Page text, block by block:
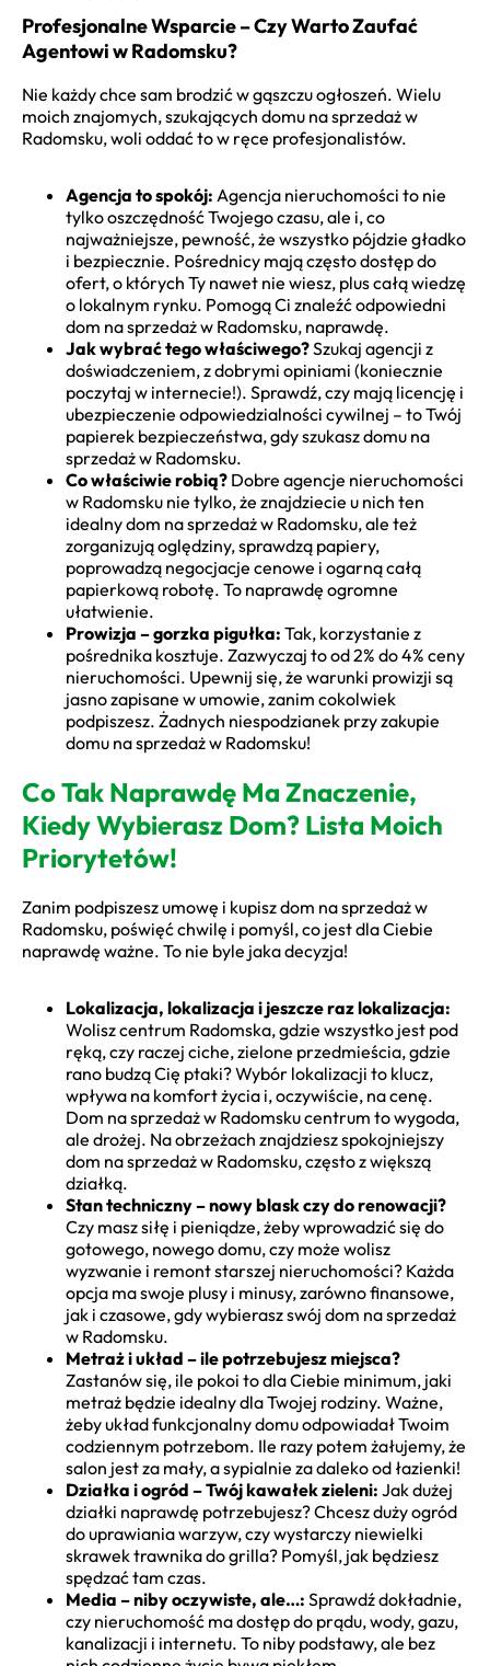
Profesjonalne Wsparcie – Czy Warto Zaufać
Agentowi w Radomsku?
Nie każdy chce sam brodzić w gąszczu ogłoszeń. Wielu
moich znajomych, szukających domu na sprzedaż w
Radomsku, woli oddać to w ręce profesjonalistów.
Agencja to spokój: Agencja nieruchomości to nie
tylko oszczędność Twojego czasu, ale i, co
najważniejsze, pewność, że wszystko pójdzie gładko
i bezpiecznie. Pośrednicy mają często dostęp do
ofert, o których Ty nawet nie wiesz, plus całą wiedzę
o lokalnym rynku. Pomogą Ci znaleźć odpowiedni
dom na sprzedaż w Radomsku, naprawdę.
Jak wybrać tego właściwego?Szukaj agencji z
doświadczeniem, z dobrymi opiniami (koniecznie
poczytaj w internecie!). Sprawdź, czy mają licencję i
ubezpieczenie odpowiedzialności cywilnej – to Twój
papierek bezpieczeństwa, gdy szukasz domu na
sprzedaż w Radomsku.
Co właściwie robią? Dobre agencje nieruchomości
w Radomsku nie tylko, że znajdziecie u nich ten
idealny dom na sprzedaż w Radomsku, ale też
zorganizują oględziny, sprawdzą papiery,
poprowadzą negocjacje cenowe i ogarną całą
papierkową robotę. To naprawdę ogromne
ułatwienie.
Prowizja – gorzka pigułka: Tak, korzystanie z
pośrednika kosztuje. Zazwyczaj to od 2% do 4% ceny
nieruchomości. Upewnij się, że warunki prowizji są
jasno zapisane w umowie, zanim cokolwiek
podpiszesz. Żadnych niespodzianek przy zakupie
domu na sprzedaż w Radomsku!
Co Tak Naprawdę Ma Znaczenie,
Kiedy Wybierasz Dom? Lista Moich
Priorytetów!
Zanim podpiszesz umowę i kupisz dom na sprzedaż w
Radomsku, poświęć chwilę i pomyśl, co jest dla Ciebie
naprawdę ważne. To nie byle jaka decyzja!
Lokalizacja, lokalizacja i jeszcze raz lokalizacja:
Wolisz centrum Radomska, gdzie wszystko jest pod
ręką, czy raczej ciche, zielone przedmieścia, gdzie
rano budzą Cię ptaki? Wybór lokalizacji to klucz,
wpływa na komfort życia i, oczywiście, na cenę.
Dom na sprzedaż w Radomsku centrum to wygoda,
ale drożej. Na obrzeżach znajdziesz spokojniejszy
dom na sprzedaż w Radomsku, często z większą
działką.
Stan techniczny – nowy blask czy do renowacji?
Czy masz siłę i pieniądze, żeby wprowadzić się do
gotowego, nowego domu, czy może wolisz
wyzwanie i remont starszej nieruchomości? Każda
opcja ma swoje plusy i minusy, zarówno finansowe,
jak i czasowe, gdy wybierasz swój dom na sprzedaż
w Radomsku.
Metraż i układ – ile potrzebujesz miejsca?
Zastanów się, ile pokoi to dla Ciebie minimum, jaki
metraż będzie idealny dla Twojej rodziny. Ważne,
żeby układ funkcjonalny domu odpowiadał Twoim
codziennym potrzebom. Ile razy potem żałujemy, że
salon jest za mały, a sypialnie za daleko od łazienki!
Działka i ogród – Twój kawałek zieleni: Jak dużej
działki naprawdę potrzebujesz? Chcesz duży ogród
do uprawiania warzyw, czy wystarczy niewielki
skrawek trawnika do grilla? Pomyśl, jak będziesz
spędzać tam czas.
Media – niby oczywiste, ale…: Sprawdź dokładnie,
czy nieruchomość ma dostęp do prądu, wody, gazu,
kanalizacji i internetu. To niby podstawy, ale bez